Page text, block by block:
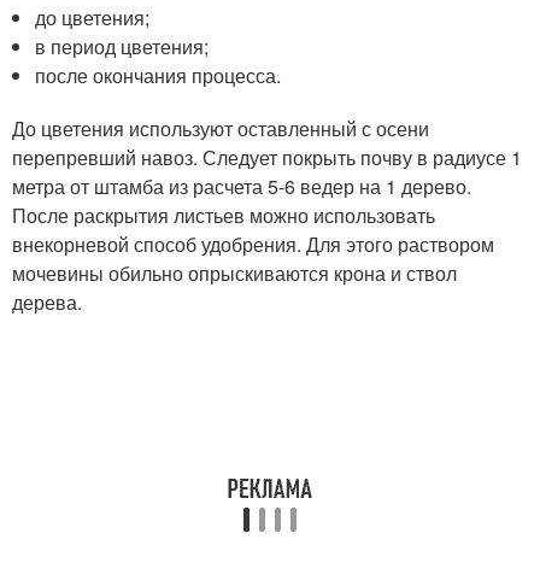
до цветения;
в период цветения;
после окончания процесса.
До цветения используют оставленный с осени
перепревший навоз. Следует покрыть почву в радиусе 1
метра от штамба из расчета 5-6 ведер на 1 дерево.
После раскрытия листьев можно использовать
внекорневой способ удобрения. Для этого раствором
мочевины обильно опрыскиваются крона и ствол
дерева.